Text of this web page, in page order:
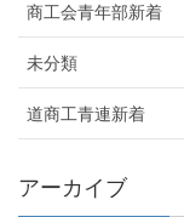
商工会青年部新着
未分類
道商工青連新着
アーカイブ